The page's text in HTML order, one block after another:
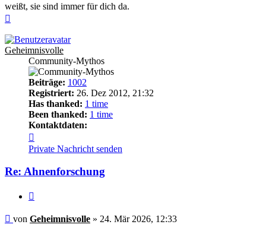
weißt, sie sind immer für dich da.
Geheimnisvolle
Community-Mythos
Beiträge: 1002
Registriert: 26. Dez 2012, 21:32
Has thanked: 1 time
Been thanked: 1 time
Kontaktdaten:
von
Geheimnisvolle
Private Nachricht senden
Re: Ahnenforschung
Beitrag
von Geheimnisvolle » 24. Mär 2026, 12:33